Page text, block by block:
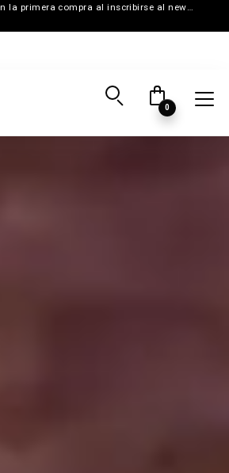
15% de descuento en la primera compra al inscribirse al newsletter
0